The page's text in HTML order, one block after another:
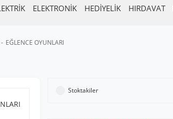
ELEKTRONİK HEDİYELİK HIRDAVAT
EĞLENCE OYUNLARI
Stoktakiler